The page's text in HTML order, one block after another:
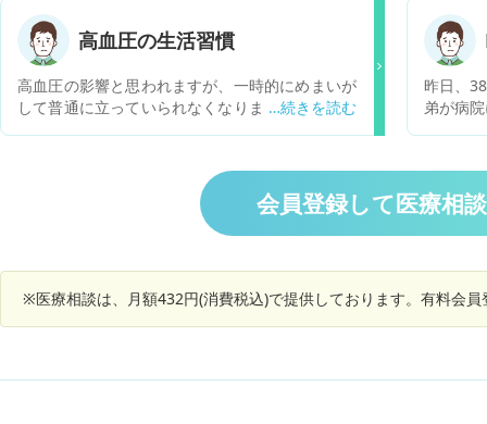
ぐらいで前とあまり変わらないと思うのですが？
病院に行った方が良いですか？ちなみに143cm体
重79キロです。体重落とさないと駄目ですよね？
塩辛いおつまみやお酒、スナック菓子大好きで
す。これはやめないとまずいですね。
高血圧の生活習慣
高血圧の影響と思われますが、一時的にめまいが
して普通に立っていられなくなりました。いつも
以上の運動とアルコール抑えることと思いました
が、他に気を付ける食事習慣等ありますか？
昨日、
弟が病
ンも問
3日以上
熱が下
です。
会員登録して医療相
※医療相談は、月額432円(消費税込)で提供しております。有料会